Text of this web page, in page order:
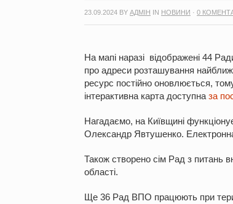
23.09.2024 BY АДМІН IN НОВИНИ · 0
На мапі наразі відображені 44
про адреси розташування
ресурс постійно оновлюється,
інтерактивна карта доступна за
Нагадаємо, на Київщині
Олександр Явтушенко.
Також створено сім Рад з питань
області.
Ще 36 Рад ВПО працюють при